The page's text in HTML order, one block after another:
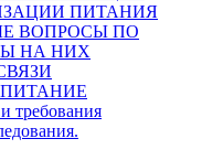
ПИТАНИЯ
ВОПРОСЫ ПО
НА НИХ
требования